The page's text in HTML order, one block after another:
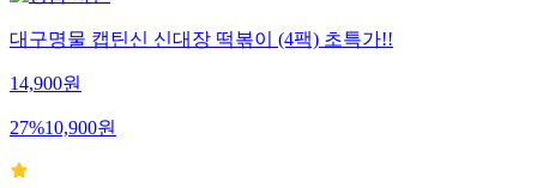
대구명물 캡틴신 신대장 떡볶이 (4팩) 초특가!!
14,900원
27%10,900원